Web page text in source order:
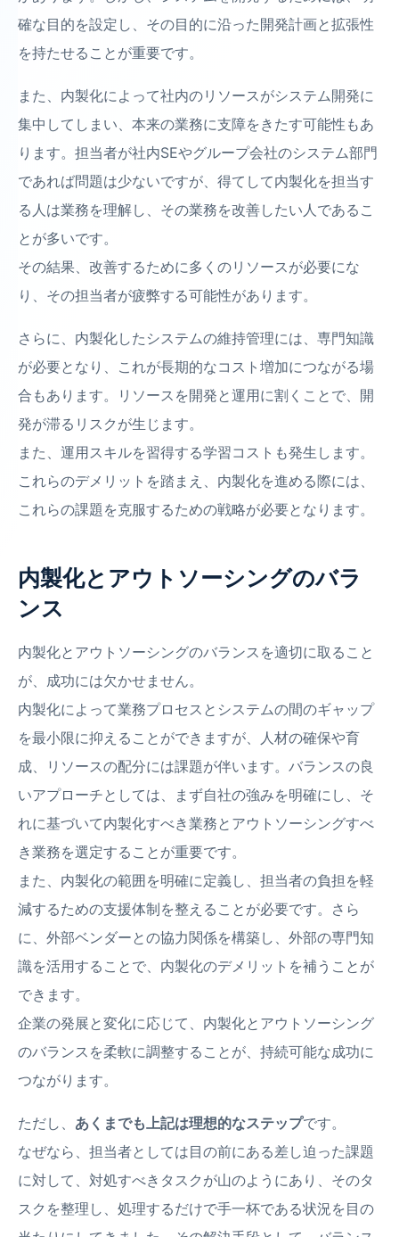
確な目的を設定し、その目的に沿った開発計画と拡張性
を持たせることが重要です。
また、内製化によって社内のリソースがシステム開発に
集中してしまい、本来の業務に支障をきたす可能性もあ
ります。担当者が社内SEやグループ会社のシステム部門
であれば問題は少ないですが、得てして内製化を担当す
る人は業務を理解し、その業務を改善したい人であるこ
とが多いです。
その結果、改善するために多くのリソースが必要にな
り、その担当者が疲弊する可能性があります。
さらに、内製化したシステムの維持管理には、専門知識
が必要となり、これが長期的なコスト増加につながる場
合もあります。リソースを開発と運用に割くことで、開
発が滞るリスクが生じます。
また、運用スキルを習得する学習コストも発生します。
これらのデメリットを踏まえ、内製化を進める際には、
これらの課題を克服するための戦略が必要となります。
内製化とアウトソーシングのバラ
ンス
内製化とアウトソーシングのバランスを適切に取ること
が、成功には欠かせません。
内製化によって業務プロセスとシステムの間のギャップ
を最小限に抑えることができますが、人材の確保や育
成、リソースの配分には課題が伴います。バランスの良
いアプローチとしては、まず自社の強みを明確にし、そ
れに基づいて内製化すべき業務とアウトソーシングすべ
き業務を選定することが重要です。
また、内製化の範囲を明確に定義し、担当者の負担を軽
減するための支援体制を整えることが必要です。さら
に、外部ベンダーとの協力関係を構築し、外部の専門知
識を活用することで、内製化のデメリットを補うことが
できます。
企業の発展と変化に応じて、内製化とアウトソーシング
のバランスを柔軟に調整することが、持続可能な成功に
つながります。
ただし、 あくまでも上記は理想的なステップです。
なぜなら、担当者としては目の前にある差し迫った課題
に対して、対処すべきタスクが山のようにあり、そのタ
スクを整理し、処理するだけで手一杯である状況を目の